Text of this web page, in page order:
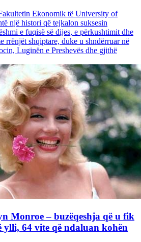
Ekonomik të University of
një histori që tejkalon suksesin
e fuqisë së dijes, e përkushtimit dhe
rrënjët shqiptare, duke u shndërruar në
Luginën e Preshevës dhe gjithë
Monroe – buzëqeshja që u fik
ylli, 64 vite që ndaluan kohën